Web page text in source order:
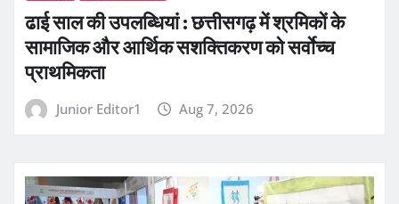
ढाई साल की उपलब्धियां : छत्तीसगढ़ में श्रमिकों के
सामाजिक और आर्थिक सशक्तिकरण को सर्वाेच्च
प्राथमिकता
Junior Editor1 Aug 7, 2026